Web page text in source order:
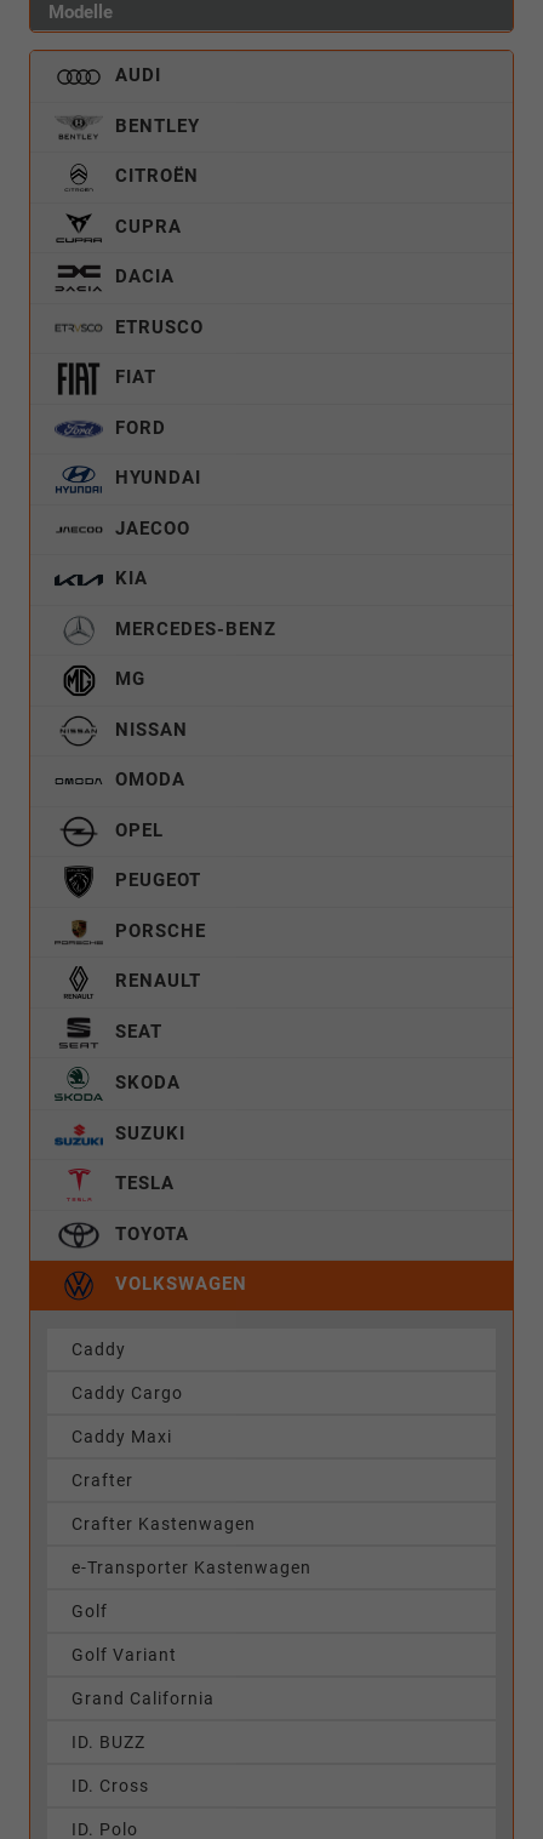
Modelle
AUDI
BENTLEY
CITROËN
CUPRA
DACIA
ETRUSCO
FIAT
FORD
HYUNDAI
JAECOO
KIA
MERCEDES-BENZ
MG
NISSAN
OMODA
OPEL
PEUGEOT
PORSCHE
RENAULT
SEAT
SKODA
SUZUKI
TESLA
TOYOTA
VOLKSWAGEN
Caddy
Caddy Cargo
Caddy Maxi
Crafter
Crafter Kastenwagen
e-Transporter Kastenwagen
Golf
Golf Variant
Grand California
ID. BUZZ
ID. Cross
ID. Polo